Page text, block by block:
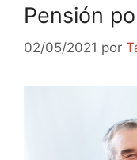
Pensión
02/05/2021 por